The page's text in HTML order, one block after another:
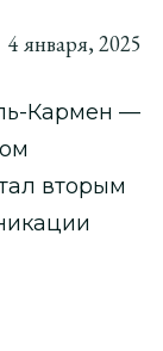
4 января, 2025
Кармен —
вторым